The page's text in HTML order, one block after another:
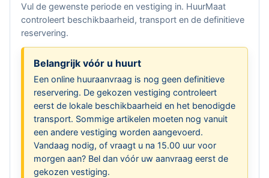
Vul de gewenste periode en vestiging in. HuurMaat
controleert beschikbaarheid, transport en de definitieve
reservering.
Belangrijk vóór u huurt
Een online huuraanvraag is nog geen definitieve
reservering. De gekozen vestiging controleert
eerst de lokale beschikbaarheid en het benodigde
transport. Sommige artikelen moeten nog vanuit
een andere vestiging worden aangevoerd.
Vandaag nodig, of vraagt u na 15.00 uur voor
morgen aan? Bel dan vóór uw aanvraag eerst de
gekozen vestiging.